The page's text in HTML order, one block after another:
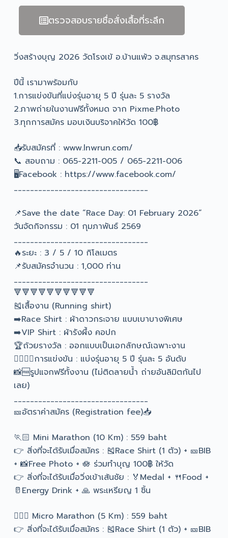
ตรวจสอบรายชื่อสั่งเสื้อที่ระลึก
วิ่งสร้างบุญ 2026 วัดโรงเข้ อ.บ้านแพ้ว จ.สมุทรสาคร
ปีนี้ เรามาพร้อมกับ
1.การแข่งขันที่แบ่งรุ่นอายุ 5 ปี รุ่นละ 5 รางวัล
2.ภาพถ่ายในงานฟรีทั้งหมด จาก Pixme.Photo
3.ทุกการสมัคร มอบเงินบริจาคให้วัด 100฿
📥รับสมัครที่ : www.lnwrun.com/
📞 สอบถาม : 065-2211-005 / 065-2211-006
🖥️Facebook : https://www.facebook.com/
_________________________________
📌Save the date “Race Day: 01 February 2026”
วันจัดกิจกรรม : 01 กุมภาพันธ์ 2569
_________________________________
🔥ระยะ : 3 / 5 / 10 กิโลเมตร
📌รับสมัครจำนวน : 1,000 ท่าน
_________________________________
🔻🔻🔻🔻🔻🔻🔻🔻🔻🔻
🎽เสื้องาน (Running shirt)
➡️Race Shirt : ผ้าดาวกระจาย แบบเบาบางพิเศษ
➡️VIP Shirt : ผ้ารังผึ้ง คอปก
🏆ถ้วยรางวัล : ออกแบบเป็นเอกลักษณ์เฉพาะงาน
🏃‍♂️🏃‍♀️การแข่งขัน : แบ่งรุ่นอายุ 5 ปี รุ่นละ 5 อันดับ
📸🆓รูปแจกฟรีทั้งงาน (ไม่ติดลายน้ำ ถ่ายอันลิมิตกันไป
เลย)
_________________________________
🎫อัตราค่าสมัคร (Registration fee)📥
🏃🏻 Mini Marathon (10 Km) : 559 baht
👉 สิ่งที่จะได้รับเมื่อสมัคร : 🎽Race Shirt (1 ตัว) + 🎫BIB
+ 📸Free Photo + 🪷 ร่วมทำบุญ 100฿ ให้วัด
👉 สิ่งที่จะได้รับเมื่อวิ่งเข้าเส้นชัย : 🏅Medal + 🍴Food +
🥛Energy Drink + 🙏 พระเหรียญ 1 ชิ้น
🏃🏻‍♀️ Micro Marathon (5 Km) : 559 baht
👉 สิ่งที่จะได้รับเมื่อสมัคร : 🎽Race Shirt (1 ตัว) + 🎫BIB